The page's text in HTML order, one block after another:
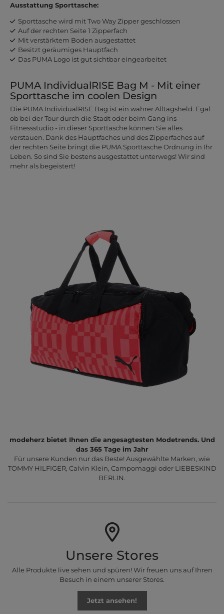
Ausstattung Sporttasche:
Sporttasche wird mit Two Way Zipper geschlossen
Auf der rechten Seite 1 Zipperfach
Mit verstärktem Boden ausgestattet
Besitzt geräumiges Hauptfach
Das PUMA Logo ist gut sichtbar eingearbeitet
PUMA IndividualRISE Bag M - Mit einer
Sporttasche im coolen Design
Die PUMA IndividualRISE Bag ist ein wahrer Alltagsheld. Egal
ob bei der Tour durch die Stadt oder beim Gang ins
Fitnessstudio - in dieser Sporttasche können Sie alles
verstauen. Dank des Hauptfaches und des Zipperfaches auf
der rechten Seite bringt die PUMA Sporttasche Ordnung in Ihr
Leben. So sind Sie bestens ausgestattet unterwegs! Wir sind
mehr als begeistert!
modeherz bietet Ihnen die angesagtesten Modetrends. Und
das 365 Tage im Jahr
Für unsere Kunden nur das Beste! Ausgewählte Marken, wie
TOMMY HILFIGER, Calvin Klein, Campomaggi oder LIEBESKIND
BERLIN.
Unsere Stores
Alle Produkte live sehen und spüren! Wir freuen uns auf Ihren
Besuch in einem unserer Stores.
Jetzt ansehen!